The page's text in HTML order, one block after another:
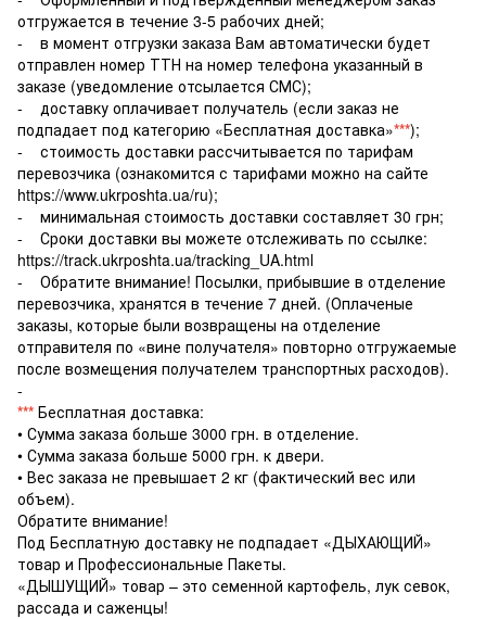
отгружается в течение 3-5 рабочих дней;
- в момент отгрузки заказа Вам автоматически будет
отправлен номер ТТН на номер телефона указанный в
заказе (уведомление отсылается СМС);
- доставку оплачивает получатель (если заказ не
подпадает под категорию «Бесплатная доставка»***);
- стоимость доставки рассчитывается по тарифам
перевозчика (ознакомится с тарифами можно на сайте
https://www.ukrposhta.ua/ru);
- минимальная стоимость доставки составляет 30 грн;
- Сроки доставки вы можете отслеживать по ссылке:
https://track.ukrposhta.ua/tracking_UA.html
- Обратите внимание! Посылки, прибывшие в отделение
перевозчика, хранятся в течение 7 дней. (Оплаченые
заказы, которые были возвращены на отделение
отправителя по «вине получателя» повторно отгружаемые
после возмещения получателем транспортных расходов).
-
*** Бесплатная доставка:
• Сумма заказа больше 3000 грн. в отделение.
• Сумма заказа больше 5000 грн. к двери.
• Вес заказа не превышает 2 кг (фактический вес или
объем).
Обратите внимание!
Под Бесплатную доставку не подпадает «ДЫХАЮЩИЙ»
товар и Профессиональные Пакеты.
«ДЫШУЩИЙ» товар – это семенной картофель, лук севок,
рассада и саженцы!